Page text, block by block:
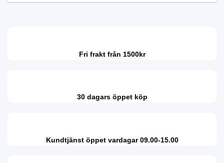
Fri frakt från 1500kr
30 dagars öppet köp
Kundtjänst öppet vardagar 09.00-15.00